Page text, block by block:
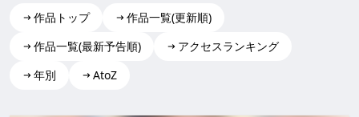
作品トップ
作品一覧(更新順)
作品一覧(最新予告順)
アクセスランキング
年別
AtoZ